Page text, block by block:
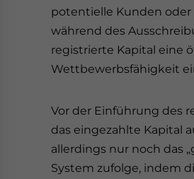
potentielle Kunden oder
während des
registrierte Kapital eine
Wettbewerbsfähigkeit
Vor der Einführung des
das eingezahlte Kapital
allerdings nur noch das
System zufolge, indem